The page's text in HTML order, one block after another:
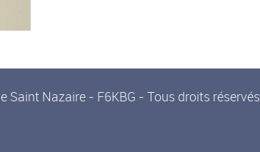
Saint Nazaire - F6KBG - Tous droits réservés